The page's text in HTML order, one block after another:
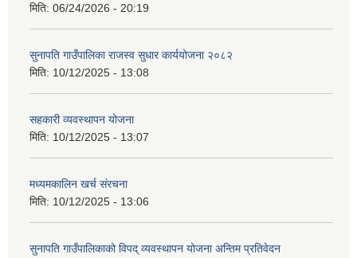
मिति: 06/24/2026 - 20:19
सुनापति गाउँपालिका राजस्व सुधार कार्ययोजना २०८२
मिति: 10/12/2025 - 13:08
सहकारी व्यवस्थापन योजना
मिति: 10/12/2025 - 13:07
मध्यमकालिन खर्च संरचना
मिति: 10/12/2025 - 13:06
सुनापति गाउँपालिकाको विपद् व्यवस्थापन योजना अन्तिम प्रतिवेदन